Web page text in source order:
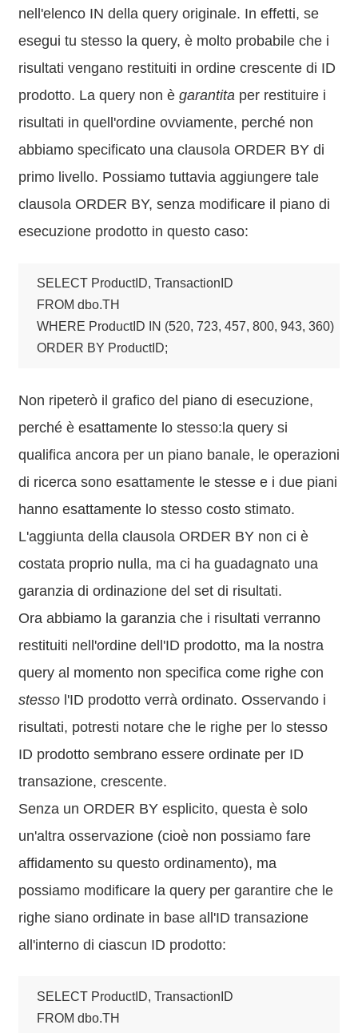
nell'elenco IN della query originale. In effetti, se
esegui tu stesso la query, è molto probabile che i
risultati vengano restituiti in ordine crescente di ID
prodotto. La query non è garantita per restituire i
risultati in quell'ordine ovviamente, perché non
abbiamo specificato una clausola ORDER BY di
primo livello. Possiamo tuttavia aggiungere tale
clausola ORDER BY, senza modificare il piano di
esecuzione prodotto in questo caso:
SELECT ProductID, TransactionID
FROM dbo.TH
WHERE ProductID IN (520, 723, 457, 800, 943, 360)
ORDER BY ProductID;
Non ripeterò il grafico del piano di esecuzione,
perché è esattamente lo stesso:la query si
qualifica ancora per un piano banale, le operazioni
di ricerca sono esattamente le stesse e i due piani
hanno esattamente lo stesso costo stimato.
L'aggiunta della clausola ORDER BY non ci è
costata proprio nulla, ma ci ha guadagnato una
garanzia di ordinazione del set di risultati.
Ora abbiamo la garanzia che i risultati verranno
restituiti nell'ordine dell'ID prodotto, ma la nostra
query al momento non specifica come righe con
stessol'ID prodotto verrà ordinato. Osservando i
risultati, potresti notare che le righe per lo stesso
ID prodotto sembrano essere ordinate per ID
transazione, crescente.
Senza un ORDER BY esplicito, questa è solo
un'altra osservazione (cioè non possiamo fare
affidamento su questo ordinamento), ma
possiamo modificare la query per garantire che le
righe siano ordinate in base all'ID transazione
all'interno di ciascun ID prodotto:
SELECT ProductID, TransactionID
FROM dbo.TH